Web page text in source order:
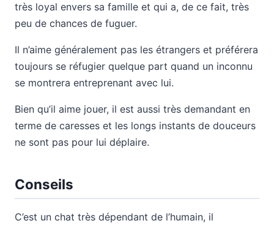
très loyal envers sa famille et qui a, de ce fait, très
peu de chances de fuguer.
Il n’aime généralement pas les étrangers et préférera
toujours se réfugier quelque part quand un inconnu
se montrera entreprenant avec lui.
Bien qu’il aime jouer, il est aussi très demandant en
terme de caresses et les longs instants de douceurs
ne sont pas pour lui déplaire.
Conseils
C’est un chat très dépendant de l’humain, il